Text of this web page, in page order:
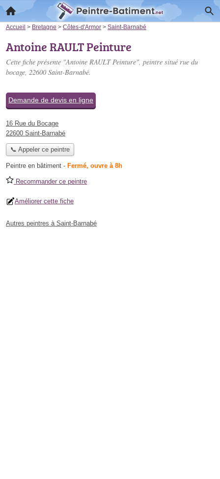
Accueil > Bretagne > Côtes-d'Armor > Saint-Barnabé
Antoine RAULT Peinture
Cette fiche présente "Antoine RAULT Peinture", peintre situé rue du
bocage, 22600 Saint-Barnabé.
Demande de devis en ligne
16 Rue du Bocage
22600 Saint-Barnabé
📞 Appeler ce peintre
Peintre en bâtiment - Fermé, ouvre à 8h
Recommander ce peintre
Améliorer cette fiche
Autres peintres à Saint-Barnabé